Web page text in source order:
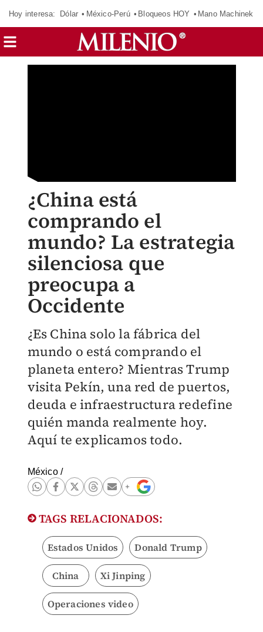
Hoy interesa: Dólar México-Perú Bloqueos HOY Mano Machinek
¿China está
comprando el
mundo? La estrategia
silenciosa que
preocupa a
Occidente
¿Es China solo la fábrica del
mundo o está comprando el
planeta entero? Mientras Trump
visita Pekín, una red de puertos,
deuda e infraestructura redefine
quién manda realmente hoy.
Aquí te explicamos todo.
México/
TAGS RELACIONADOS:
Estados Unidos Donald Trump
China Xi Jinping
Operaciones video